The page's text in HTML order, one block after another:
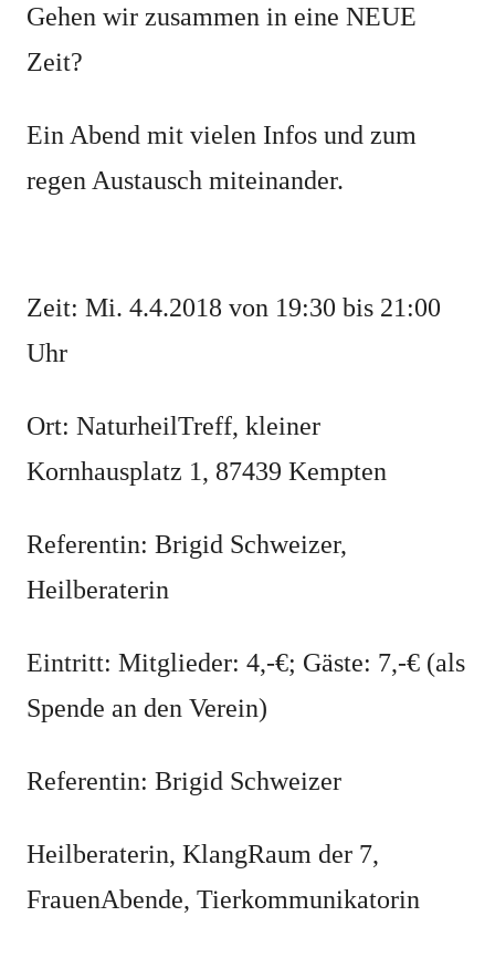
Gehen wir zusammen in eine NEUE
Zeit?
Ein Abend mit vielen Infos und zum
regen Austausch miteinander.
Zeit: Mi. 4.4.2018 von 19:30 bis 21:00
Uhr
Ort: NaturheilTreff, kleiner
Kornhausplatz 1, 87439 Kempten
Referentin: Brigid Schweizer,
Heilberaterin
Eintritt: Mitglieder: 4,-€; Gäste: 7,-€ (als
Spende an den Verein)
Referentin: Brigid Schweizer
Heilberaterin, KlangRaum der 7,
FrauenAbende, Tierkommunikatorin